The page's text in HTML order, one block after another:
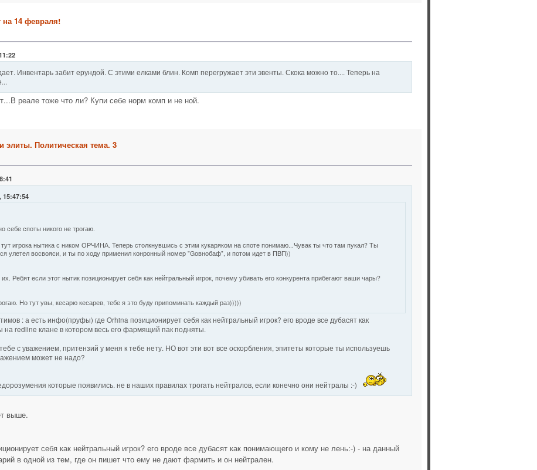
на 14 февраля!
Инвентарь забит ерундой. С этими елками блин. Комп перегружает эти эвенты. Скока можно то.... Теперь на
реале тоже что ли? Купи себе норм комп и не ной.
элиты. Политическая тема. 3
15:47:54
себе споты никого не трогаю.
игрока нытика с ником ОРЧИНА. Теперь столкнувшись с этим кукаряком на споте понимаю...Чувак ты что там пукал? Ты
улетел восвояси, и ты по ходу применил конронный номер "Gовнобаф", и потом идет в ПВП))
Ребят если этот нытик позиционирует себя как нейтральный игрок, почему убивать его конкурента прибегают ваши чары?
Но тут увы, кесарю кесарев, тебе я это буду припоминать каждый раз)))))
: а есть инфо(пруфы) где Orhina позиционирует себя как нейтральный игрок? его вроде все дубасят как
redline клане в котором весь его фармящий пак подняты.
с уважением, притензий у меня к тебе нету. НО вот эти вот все оскорбления, эпитеты которые ты используешь
может не надо?
которые появились. не в наших правилах трогать нейтралов, если конечно они нейтралы :-)
выше.
себя как нейтральный игрок? его вроде все дубасят как понимающего и кому не лень:-) - на данный
в одной из тем, где он пишет что ему не дают фармить и он нейтрален.